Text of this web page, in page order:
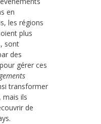
en
les régions
plus
sont
des
gérer ces
transformer
mais ils
de